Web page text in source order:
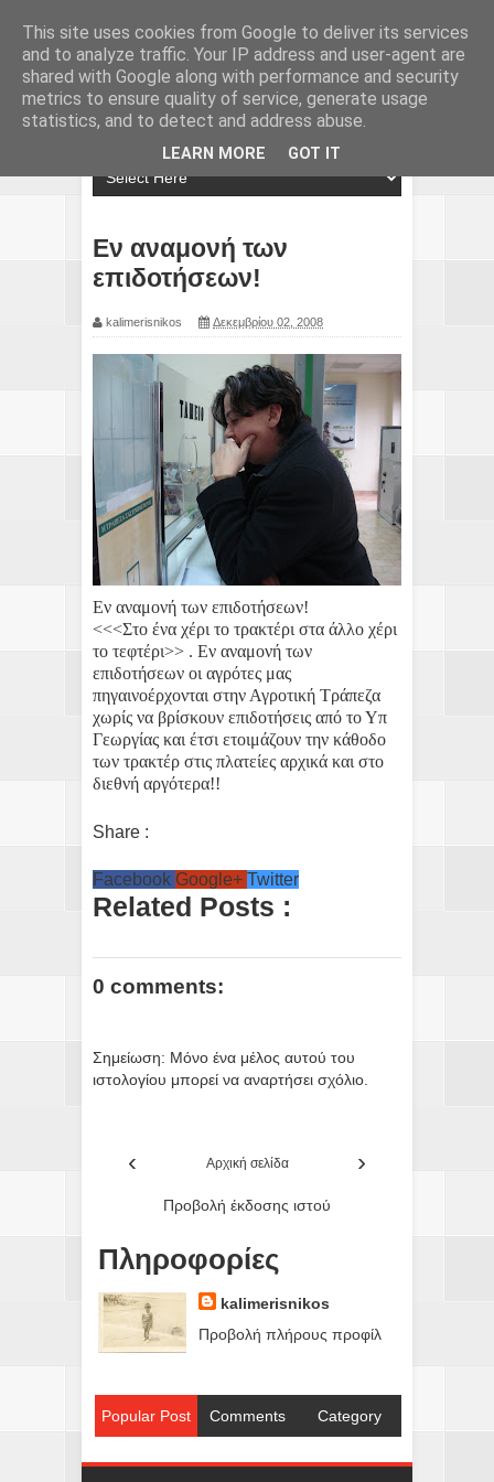
Εν αναμονή των
επιδοτήσεων!
kalimerisnikos Δεκεμβρίου 02, 2008
Εν αναμονή των επιδοτήσεων!
<<<Στο ένα χέρι το τρακτέρι στα άλλο χέρι
το τεφτέρι>> . Εν αναμονή των
επιδοτήσεων οι αγρότες μας
πηγαινοέρχονται στην Αγροτική Τράπεζα
χωρίς να βρίσκουν επιδοτήσεις από το Υπ
Γεωργίας και έτσι ετοιμάζουν την κάθοδο
των τρακτέρ στις πλατείες αρχικά και στο
διεθνή αργότερα!!
Share :
Facebook Google+ Twitter
Related Posts :
0 comments:
Σημείωση: Μόνο ένα μέλος αυτού του
ιστολογίου μπορεί να αναρτήσει σχόλιο.
‹ ›
Αρχική σελίδα
Προβολή έκδοσης ιστού
Πληροφορίες
kalimerisnikos
Προβολή πλήρους προφίλ
Popular Post Comments Category
This site uses cookies from Google to deliver its services
and to analyze traffic. Your IP address and user-agent are
shared with Google along with performance and security
metrics to ensure quality of service, generate usage
statistics, and to detect and address abuse.
LEARN MORE GOT IT